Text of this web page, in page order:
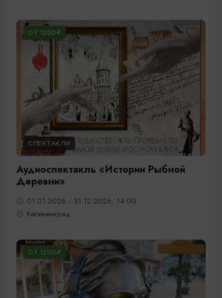
ОТ 1200₽
СПЕКТАКЛИ
Аудиоспектакль «Истории Рыбной
Деревни»
01.01.2026 - 31.12.2026, 14:00
Калининград
ОТ 1200₽